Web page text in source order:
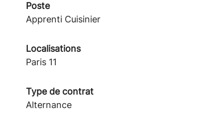
Poste
Apprenti Cuisinier
Localisations
Paris 11
Type de contrat
Alternance